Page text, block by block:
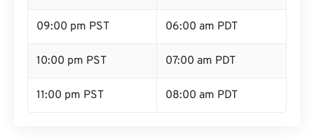
09:00 pm PST 06:00 am PDT
10:00 pm PST 07:00 am PDT
11:00 pm PST 08:00 am PDT